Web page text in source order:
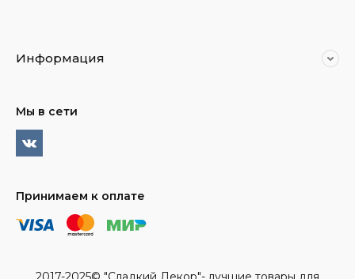
Информация
Мы в сети
Принимаем к оплате